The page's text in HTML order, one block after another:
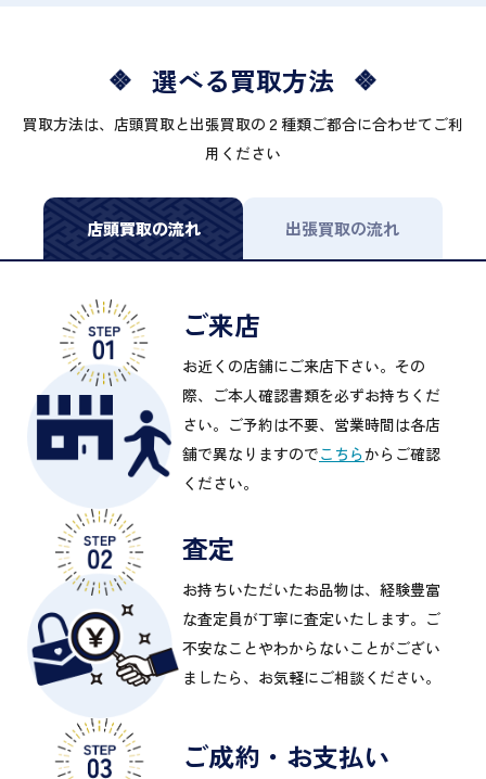
選べる買取方法
買取方法は、店頭買取と出張買取の２種類ご都合に合わせてご利
用ください
店頭買取の流れ 出張買取の流れ
ご来店
お近くの店舗にご来店下さい。その
際、ご本人確認書類を必ずお持ちくだ
さい。ご予約は不要、営業時間は各店
舗で異なりますのでこちらからご確認
ください。
査定
お持ちいただいたお品物は、経験豊富
な査定員が丁寧に査定いたします。ご
不安なことやわからないことがござい
ましたら、お気軽にご相談ください。
ご成約・お支払い